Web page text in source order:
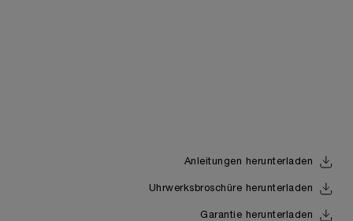
Anleitungen herunterladen
Uhrwerksbroschüre herunterladen
Garantie herunterladen